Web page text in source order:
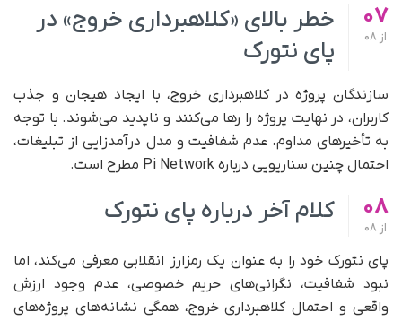
07
از
خطر بالای «کلاهبرداری خروج» در
پای نتورک
سازندگان پروژه در کلاهبرداری خروج، با ایجاد هیجان و جذب
کاربران، در نهایت پروژه را رها می‌کنند و ناپدید می‌شوند. با توجه
به تأخیرهای مداوم، عدم شفافیت و مدل درآمدزایی از تبلیغات،
احتمال چنین سناریویی درباره Pi Network مطرح است.
08
از
کلام آخر درباره پای نتورک
پای نتورک خود را به‌ عنوان یک رمزارز انقلابی معرفی می‌کند، اما
نبود شفافیت، نگرانی‌های حریم خصوصی، عدم وجود ارزش
واقعی و احتمال کلاهبرداری خروج، همگی نشانه‌های پروژه‌های